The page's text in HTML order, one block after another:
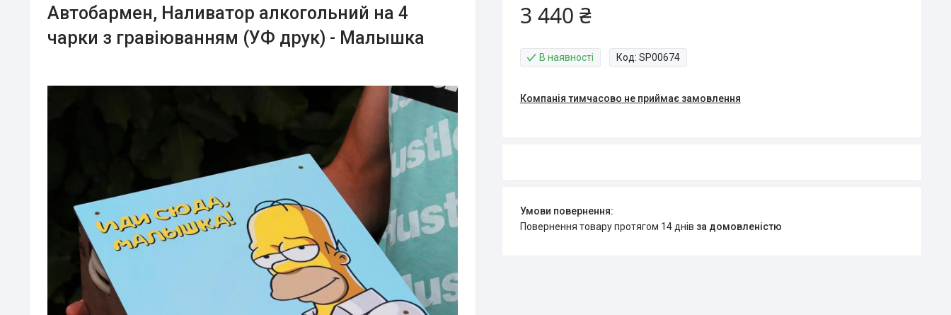
Автобармен, Наливатор алкогольний на 4
чарки з гравіюванням (УФ друк) - Малышка
3 440 ₴
В наявності Код: SP00674
Компанія тимчасово не приймає замовлення
повернення товару протягом 14 днів за домовленістю